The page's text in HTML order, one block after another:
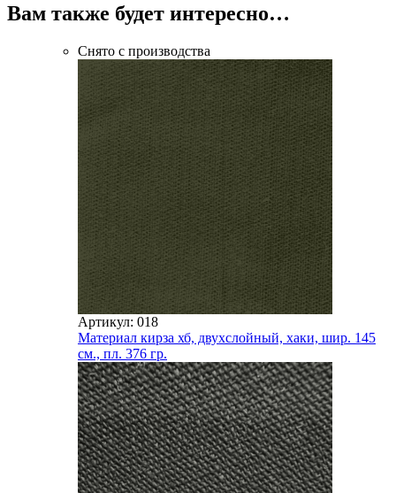
Вам также будет интересно…
Снято с производства
Артикул: 018
Материал кирза хб, двухслойный, хаки, шир. 145
см., пл. 376 гр.